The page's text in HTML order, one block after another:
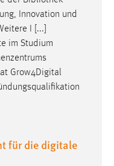
Innovation und
I [...]
im Studium
Grow4Digital
für die digitale